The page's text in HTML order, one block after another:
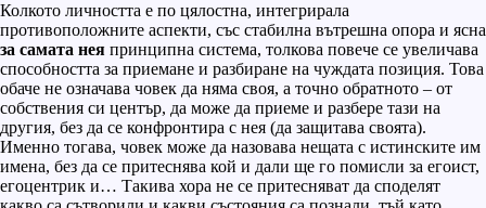
Колкото личността е по цялостна, интегрирала
противоположните аспекти, със стабилна вътрешна опора и ясна
за самата нея принципна система, толкова повече се увеличава
способността за приемане и разбиране на чуждата позиция. Това
обаче не означава човек да няма своя, а точно обратното – от
собствения си център, да може да приеме и разбере тази на
другия, без да се конфронтира с нея (да защитава своята).
Именно тогава, човек може да назовава нещата с истинските им
имена, без да се притеснява кой и дали ще го помисли за егоист,
егоцентрик и… Такива хора не се притесняват да споделят